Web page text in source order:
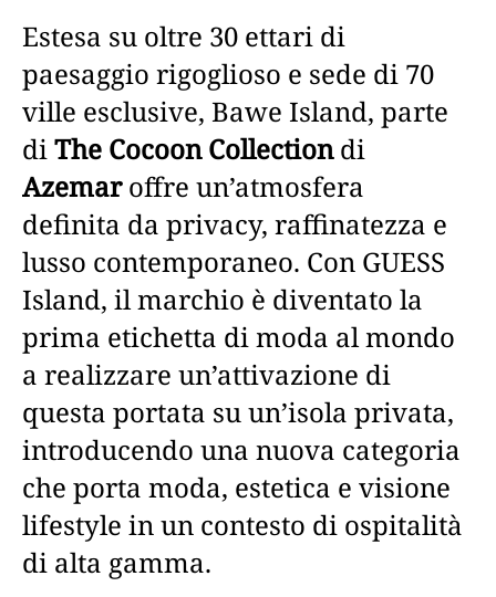
Estesa su oltre 30 ettari di
paesaggio rigoglioso e sede di 70
ville esclusive, Bawe Island, parte
diThe Cocoon Collectiondi
Azemaroffre un’atmosfera
definita da privacy, raffinatezza e
lusso contemporaneo. Con GUESS
Island, il marchio è diventato la
prima etichetta di moda al mondo
a realizzare un’attivazione di
questa portata su un’isola privata,
introducendo una nuova categoria
che porta moda, estetica e visione
lifestyle in un contesto di ospitalità
di alta gamma.